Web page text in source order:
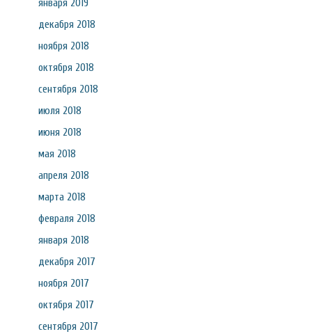
января 2019
декабря 2018
ноября 2018
октября 2018
сентября 2018
июля 2018
июня 2018
мая 2018
апреля 2018
марта 2018
февраля 2018
января 2018
декабря 2017
ноября 2017
октября 2017
сентября 2017